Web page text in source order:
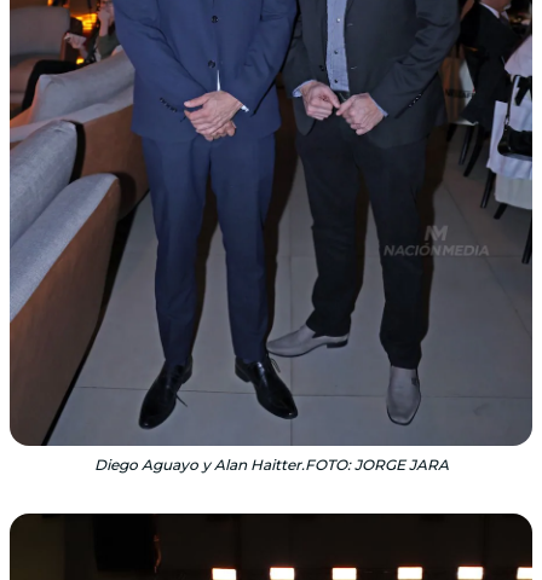
Diego Aguayo y Alan Haitter.FOTO: JORGE JARA